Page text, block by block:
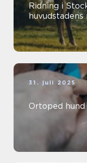
Ridning i
31. juli 2025
Ortoped hund